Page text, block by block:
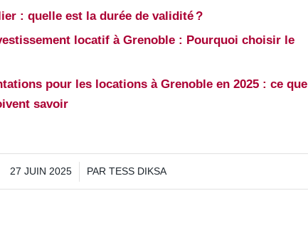
: quelle est la durée de validité ?
locatif à Grenoble : Pourquoi choisir le
pour les locations à Grenoble en 2025 : ce que
savoir
27 JUIN 2025
/ PAR TESS DIKSA